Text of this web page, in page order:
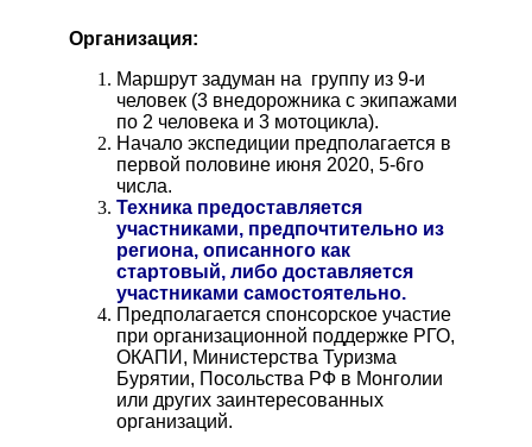
Организация:
Маршрут задуман на группу из 9-и
человек (3 внедорожника с экипажами
по 2 человека и 3 мотоцикла).
Начало экспедиции предполагается в
первой половине июня 2020, 5-6го
числа.
Техника предоставляется
участниками, предпочтительно из
региона, описанного как
стартовый, либо доставляется
участниками самостоятельно.
Предполагается спонсорское участие
при организационной поддержке РГО,
ОКАПИ, Министерства Туризма
Бурятии, Посольства РФ в Монголии
или других заинтересованных
организаций.